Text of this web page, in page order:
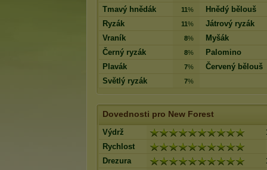
Tmavý hnědák
11%
Hnědý bělouš
Ryzák
11%
Játrový ryzák
Vraník
8%
Myšák
Černý ryzák
8%
Palomino
Plavák
7%
Červený bělouš
Světlý ryzák
7%
Dovednosti pro New Forest
Výdrž
Rychlost
Drezura